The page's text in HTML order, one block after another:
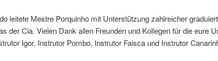
leitete Mestre Porquinho mit Unterstützung zahlreicher
der Cia. Vielen Dank allen Freunden und Kollegen für die eure
Igor, Instrutor Pombo, Instrutor Faisca und Instrutor